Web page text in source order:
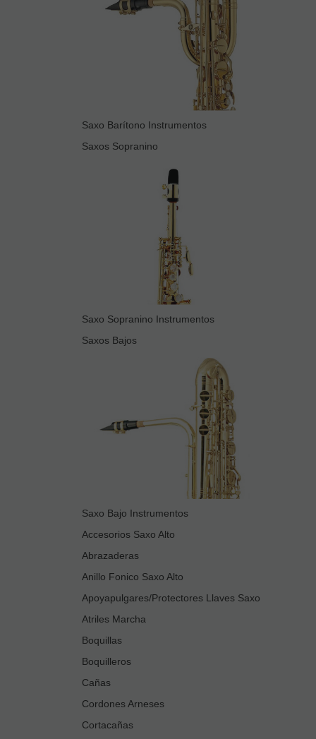
Saxo Barítono Instrumentos
Saxos Sopranino
Saxo Sopranino Instrumentos
Saxos Bajos
Saxo Bajo Instrumentos
Accesorios Saxo Alto
Abrazaderas
Anillo Fonico Saxo Alto
Apoyapulgares/Protectores Llaves Saxo
Atriles Marcha
Boquillas
Boquilleros
Cañas
Cordones Arneses
Cortacañas